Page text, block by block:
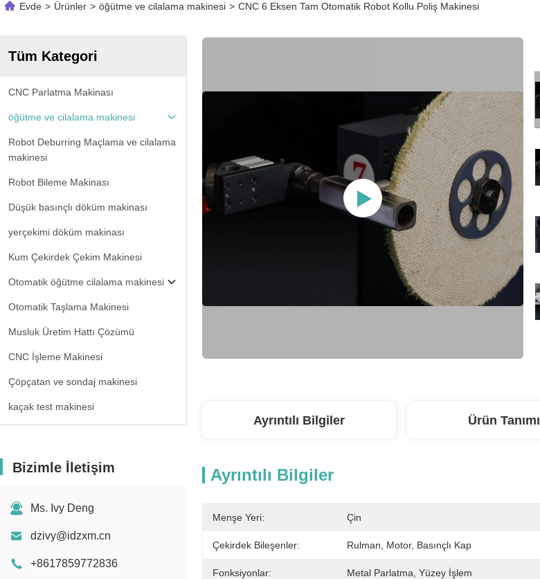
Evde > Ürünler > öğütme ve cilalama makinesi > CNC 6 Eksen Tam Otomatik Robot Kollu Poliş Makinesi
Tüm Kategori
CNC Parlatma Makinası
öğütme ve cilalama makinesi
Robot Deburring Maçlama ve cilalama
makinesi
Robot Bileme Makinası
Düşük basınçlı döküm makinası
yerçekimi döküm makinası
Kum Çekirdek Çekim Makinesi
Otomatik öğütme cilalama makinesi
Otomatik Taşlama Makinesi
Musluk Üretim Hattı Çözümü
CNC İşleme Makinesi
Çöpçatan ve sondaj makinesi
kaçak test makinesi
Bizimle İletişim
Ms. Ivy Deng
dzivy@idzxm.cn
+8617859772836
Ayrıntılı Bilgiler Ürün Tanımı
Ayrıntılı Bilgiler
Menşe Yeri: Çin
Çekirdek Bileşenler: Rulman, Motor, Basınçlı Kap
Fonksiyonlar: Metal Parlatma, Yüzey İşlem